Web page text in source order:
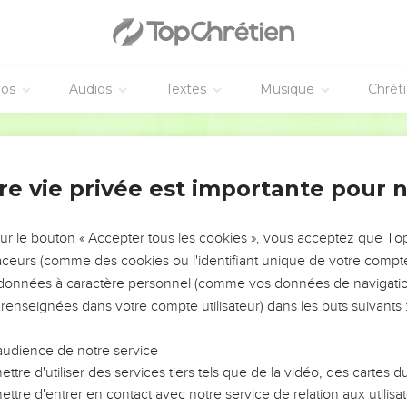
Audios Textes Musique
dirent donc : Nous avons vu le Seigneur. Mais il leur dit : Si je
de Jésus étaient de nouveau dans la maison, et
fermées, se présenta au milieu d'eux, et dit : La paix soit avec
Avance ici ton doigt, et regarde mes mains ; avance aussi ta
mais crois.
Mon Seigneur et mon Dieu ! Jésus lui dit :
vie privée est importante pour
le bouton « Accepter tous les cookies », vous acceptez que
(comme des cookies ou l'identifiant unique de votre
à caractère personnel (comme vos données de
dans votre compte utilisateur) dans les buts suivants :
de notre service
d'utiliser des services tiers tels que de la vidéo, des cartes
d'entrer en contact avec notre service de relation aux